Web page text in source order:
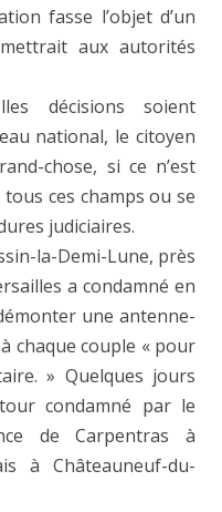
fasse l’objet d’un
aux autorités
décisions soient
national, le citoyen
chose, si ce n’est
ces champs ou se
judiciaires.
la-Demi-Lune, près
a condamné en
une antenne-
chaque couple « pour
» Quelques jours
condamné par le
de Carpentras à
à Châteauneuf-du-